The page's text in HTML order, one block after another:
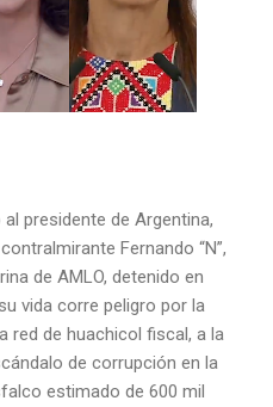
presidente de Argentina,
Fernando “N”,
de AMLO, detenido en
vida corre peligro por la
red de huachicol fiscal, a la
de corrupción en la
estimado de 600 mil